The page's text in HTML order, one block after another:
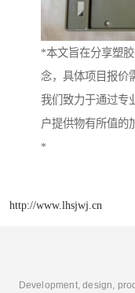
*本文旨在分享塑
念，具体项目报价
我们致力于通过专
户提供物有所值的
*
http://www.lhsjwj.cn
Development, design,